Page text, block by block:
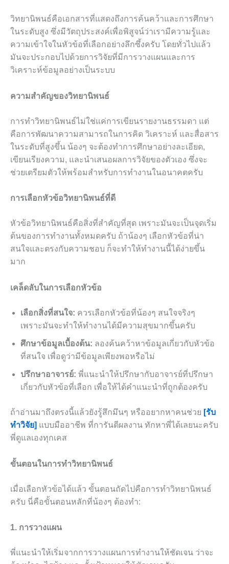
วิทยานิพนธ์คือเอกสารที่แสดงถึงการค้นคว้าและการศึกษา
ในระดับสูง ซึ่งมีวัตถุประสงค์เพื่อพิสูจน์ว่าเรามีความรู้และ
ความเข้าใจในหัวข้อที่เลือกอย่างลึกซึ้งครับ โดยทั่วไปแล้ว
มันจะประกอบไปด้วยการวิจัยที่มีการวางแผนและการ
วิเคราะห์ข้อมูลอย่างเป็นระบบ
ความสำคัญของวิทยานิพนธ์
การทำวิทยานิพนธ์ไม่ใช่แค่การเขียนรายงานธรรมดา แต่
คือการพัฒนาความสามารถในการคิด วิเคราะห์ และสื่อสาร
ในระดับที่สูงขึ้น น้องๆ จะต้องทำการศึกษาอย่างละเอียด,
เขียนเรียงความ, และนำเสนอผลการวิจัยของตัวเอง ซึ่งจะ
ช่วยเตรียมตัวให้พร้อมสำหรับการทำงานในอนาคตครับ
การเลือกหัวข้อวิทยานิพนธ์ที่ดี
หัวข้อวิทยานิพนธ์คือสิ่งที่สำคัญที่สุด เพราะมันจะเป็นจุดเริ่ม
ต้นของการทำงานทั้งหมดครับ ถ้าน้องๆ เลือกหัวข้อที่น่า
สนใจและตรงกับความชอบ ก็จะทำให้ทำงานนี้ได้ง่ายขึ้น
มาก
เคล็ดลับในการเลือกหัวข้อ
เลือกสิ่งที่สนใจ: ควรเลือกหัวข้อที่น้องๆ สนใจจริงๆ
เพราะมันจะทำให้ทำงานได้มีความสุขมากขึ้นครับ
ศึกษาข้อมูลเบื้องต้น: ลองค้นคว้าหาข้อมูลเกี่ยวกับหัวข้อ
ที่สนใจ เพื่อดูว่ามีข้อมูลเพียงพอหรือไม่
ปรึกษาอาจารย์: พี่แนะนำให้ปรึกษากับอาจารย์ที่ปรึกษา
เกี่ยวกับหัวข้อที่เลือก เพื่อให้ได้คำแนะนำที่ถูกต้องครับ
ถ้าอ่านมาถึงตรงนี้แล้วยังรู้สึกมึนๆ หรืออยากหาคนช่วย [รับ
ทำวิจัย] แบบมืออาชีพ ที่การันตีผลงาน ทักหาพี่ได้เลยนะครับ
พี่ดูแลเองทุกเคส
ขั้นตอนในการทำวิทยานิพนธ์
เมื่อเลือกหัวข้อได้แล้ว ขั้นตอนถัดไปคือการทำวิทยานิพนธ์
ครับ นี่คือขั้นตอนหลักที่น้องๆ ต้องทำ:
1. การวางแผน
พี่แนะนำให้เริ่มจากการวางแผนการทำงานให้ชัดเจน ว่าจะ